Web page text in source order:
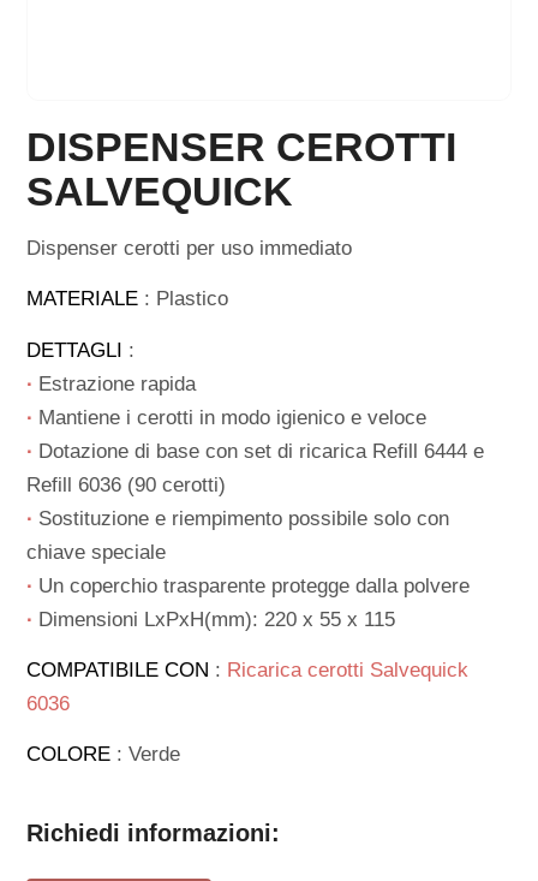
DISPENSER CEROTTI
SALVEQUICK
Dispenser cerotti per uso immediato
MATERIALE : Plastico
DETTAGLI :
∙ Estrazione rapida
∙ Mantiene i cerotti in modo igienico e veloce
∙ Dotazione di base con set di ricarica Refill 6444 e
Refill 6036 (90 cerotti)
∙ Sostituzione e riempimento possibile solo con
chiave speciale
∙ Un coperchio trasparente protegge dalla polvere
∙ Dimensioni LxPxH(mm): 220 x 55 x 115
COMPATIBILE CON : Ricarica cerotti Salvequick
6036
COLORE : Verde
Richiedi informazioni: